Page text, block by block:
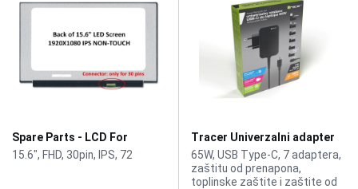
Spare Parts - LCD For
Laptop 15.6"
15.6", FHD, 30pin, IPS, 72
Tracer Univerzalni adapter
za laptope 7u1 USB-C 65W
65W, USB Type-C, 7 adaptera,
zaštitu od prenapona,
toplinske zaštite i zaštite od